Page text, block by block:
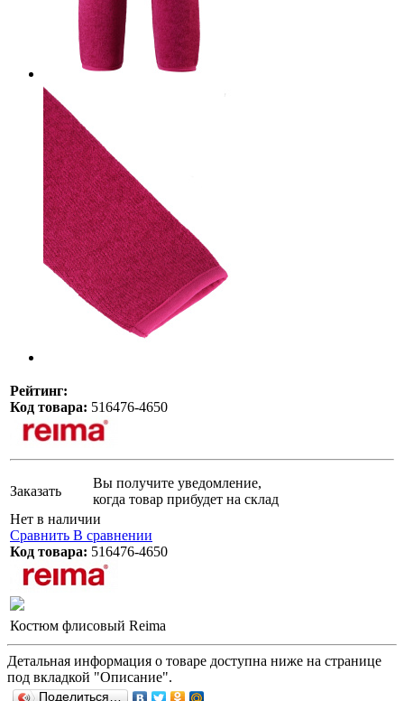
Рейтинг:
Код товара: 516476-4650
Заказать
Вы получите уведомление,
когда товар прибудет на склад
Нет в наличии
Сравнить В сравнении
Код товара: 516476-4650
Костюм флисовый Reima
Детальная информация о товаре доступна ниже на странице
под вкладкой "Описание".
Поделиться…